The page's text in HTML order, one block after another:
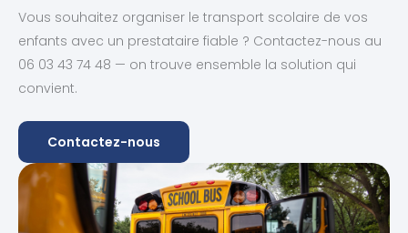
Vous souhaitez organiser le transport scolaire de vos
enfants avec un prestataire fiable ? Contactez-nous au
06 03 43 74 48 — on trouve ensemble la solution qui
convient.
Contactez-nous